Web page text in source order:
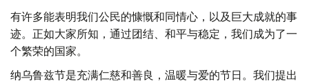
有许多能表明我们公民的慷慨和同情心，以及巨大成就的事
迹。正如大家所知，通过团结、和平与稳定，我们成为了一
个繁荣的国家。
纳乌鲁兹节是充满仁慈和善良，温暖与爱的节日。我们提出